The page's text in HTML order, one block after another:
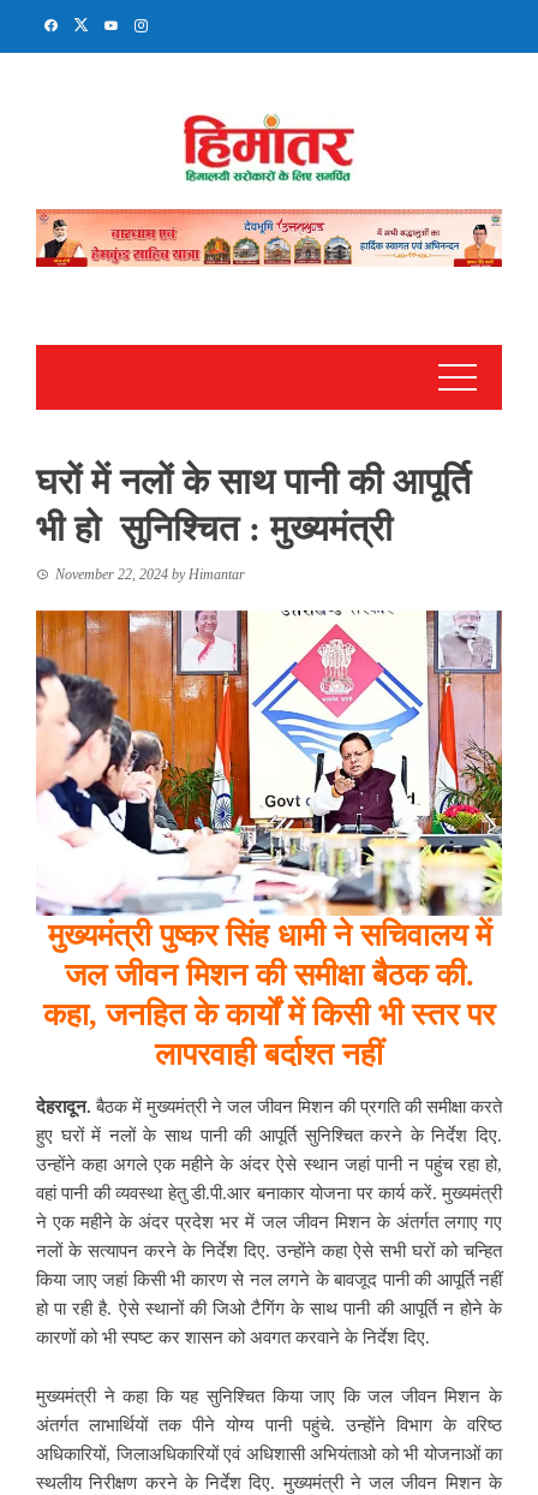
घरों में नलों के साथ पानी की आपूर्ति
भी हो सुनिश्चित : मुख्यमंत्री
November 22, 2024 byHimantar
मुख्यमंत्री पुष्कर सिंह धामी ने सचिवालय में
जल जीवन मिशन की समीक्षा बैठक की.
कहा, जनहित के कार्यों में किसी भी स्तर पर
लापरवाही बर्दाश्त नहीं
देहरादून.बैठक में मुख्यमंत्री ने जल जीवन मिशन की प्रगति की समीक्षा करते
हुए घरों में नलों के साथ पानी की आपूर्ति सुनिश्चित करने के निर्देश दिए.
उन्होंने कहा अगले एक महीने के अंदर ऐसे स्थान जहां पानी न पहुंच रहा हो,
वहां पानी की व्यवस्था हेतु डी.पी.आर बनाकार योजना पर कार्य करें. मुख्यमंत्री
ने एक महीने के अंदर प्रदेश भर में जल जीवन मिशन के अंतर्गत लगाए गए
नलों के सत्यापन करने के निर्देश दिए. उन्होंने कहा ऐसे सभी घरों को चन्हित
किया जाए जहां किसी भी कारण से नल लगने के बावजूद पानी की आपूर्ति नहीं
हो पा रही है. ऐसे स्थानों की जिओ टैगिंग के साथ पानी की आपूर्ति न होने के
कारणों को भी स्पष्ट कर शासन को अवगत करवाने के निर्देश दिए.
मुख्यमंत्री ने कहा कि यह सुनिश्चित किया जाए कि जल जीवन मिशन के
अंतर्गत लाभार्थियों तक पीने योग्य पानी पहुंचे. उन्होंने विभाग के वरिष्ठ
अधिकारियों, जिलाअधिकारियों एवं अधिशासी अभियंताओ को भी योजनाओं का
स्थलीय निरीक्षण करने के निर्देश दिए. मुख्यमंत्री ने जल जीवन मिशन के